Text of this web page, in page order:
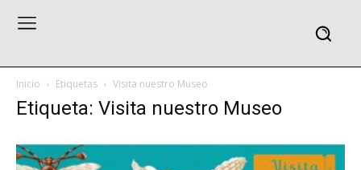
Inicio Etiquetas Visita nuestro Museo
Etiqueta: Visita nuestro Museo